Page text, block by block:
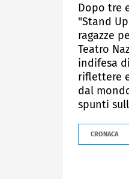
Dopo tre
"Stand
ragazze
Teatro
indifesa
riflettere
dal
spunti
CRONACA